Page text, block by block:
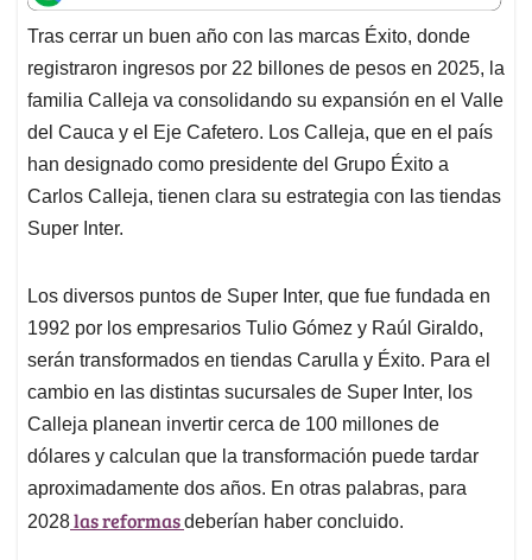
t
s
A
p
p
e
b
o
o
k
k
e
d
I
n
i
l
e
a
d
s
Tras cerrar un buen año con las marcas Éxito, donde
registraron ingresos por 22 billones de pesos en 2025, la
familia Calleja va consolidando su expansión en el Valle
del Cauca y el Eje Cafetero. Los Calleja, que en el país
han designado como presidente del Grupo Éxito a
Carlos Calleja, tienen clara su estrategia con las tiendas
Super Inter.
Los diversos puntos de Super Inter, que fue fundada en
1992 por los empresarios Tulio Gómez y Raúl Giraldo,
serán transformados en tiendas Carulla y Éxito. Para el
cambio en las distintas sucursales de Super Inter, los
Calleja planean invertir cerca de 100 millones de
dólares y calculan que la transformación puede tardar
aproximadamente dos años. En otras palabras, para
2028las reformasdeberían haber concluido.